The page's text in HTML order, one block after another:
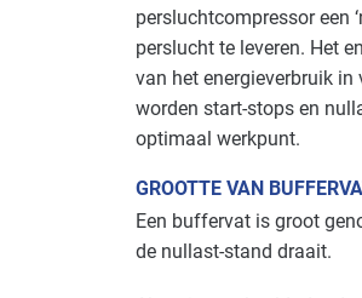
Industrie - hout en
Industrie - rubber en
Onderwijs Basis
Voedingsindustrie -
persluchtcompressor een
perslucht te leveren. Het
van het energieverbruik
worden start-stops en
optimaal werkpunt.
GROOTTE VAN
Een buffervat is groot
de nullast-stand draait.